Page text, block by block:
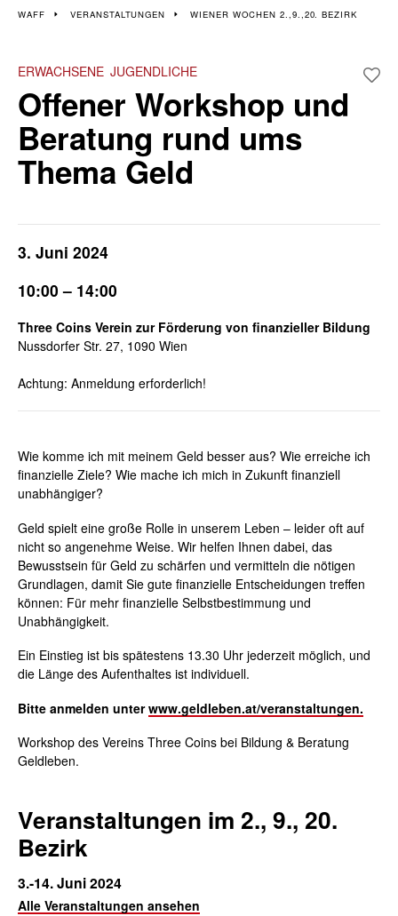
Veranstaltungen im 2.,
9., 20. Bezirk
Wiener Wochen für Beruf und Weiterbildung I 3. - 14. Juni
WAFF VERANSTALTUNGEN WIENER WOCHEN 2.,9.,20. BEZIRK
ERWACHSENE JUGENDLICHE
Offener Workshop und
Beratung rund ums
Thema Geld
3. Juni 2024
10:00 – 14:00
Three Coins Verein zur Förderung von finanzieller Bildung
Nussdorfer Str. 27, 1090 Wien
Achtung: Anmeldung erforderlich!
Wie komme ich mit meinem Geld besser aus? Wie erreiche ich
finanzielle Ziele? Wie mache ich mich in Zukunft finanziell
unabhängiger?
Geld spielt eine große Rolle in unserem Leben – leider oft auf
nicht so angenehme Weise. Wir helfen Ihnen dabei, das
Bewusstsein für Geld zu schärfen und vermitteln die nötigen
Grundlagen, damit Sie gute finanzielle Entscheidungen treffen
können: Für mehr finanzielle Selbstbestimmung und
Unabhängigkeit.
Ein Einstieg ist bis spätestens 13.30 Uhr jederzeit möglich, und
die Länge des Aufenthaltes ist individuell.
Bitte anmelden unterwww.geldleben.at/veranstaltungen.
Workshop des Vereins Three Coins bei Bildung & Beratung
Geldleben.
Veranstaltungen im 2., 9., 20.
Bezirk
3.-14. Juni 2024
Alle Veranstaltungen ansehen